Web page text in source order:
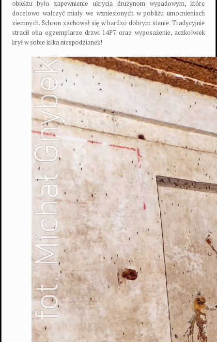
obiektu było zapewnienie ukrycia drużynom wypadowym, które
docelowo walczyć miały we wzniesionych w pobliżu umocnieniach
ziemnych. Schron zachował się w bardzo dobrym stanie. Tradycyjnie
stracił oba egzemplarze drzwi 14P7 oraz wyposażenie, aczkolwiek
krył w sobie kilka niespodzianek!